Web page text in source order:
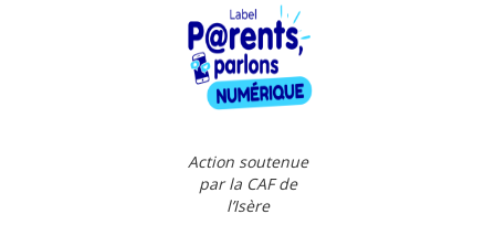
Action soutenue
par la CAF de
l’Isère